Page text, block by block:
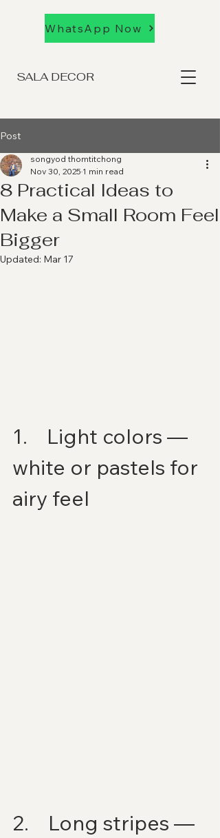
SALA DECOR
WhatsApp Now
Post
8 Practical Ideas to
Make a Small Room Feel
Bigger
songyod thomtitchong
Nov 30, 2025 1 min read
Updated: Mar 17
1.    Light colors —
white or pastels for
airy feel
2.    Long stripes —